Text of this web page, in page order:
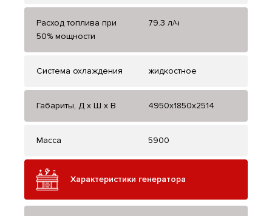
Расход топлива при
50% мощности
79.3 л/ч
Система охлаждения жидкостное
Габариты, Д x Ш x В 4950x1850x2514
Масса 5900
Характеристики генератора